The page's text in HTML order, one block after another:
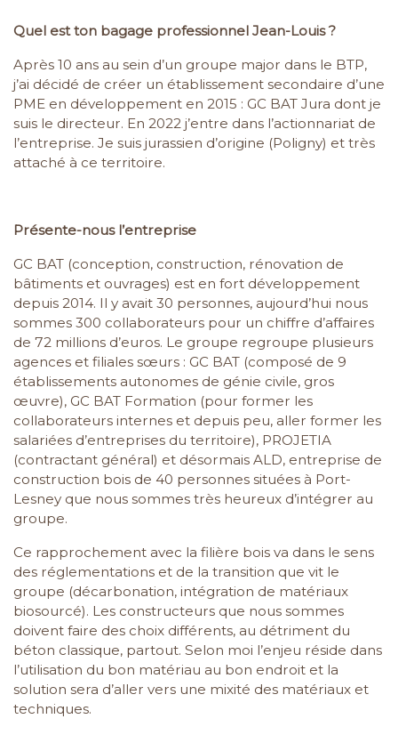
Quel est ton bagage professionnel Jean-Louis ?
Après 10 ans au sein d’un groupe major dans le BTP,
j’ai décidé de créer un établissement secondaire d’une
PME en développement en 2015 : GC BAT Jura dont je
suis le directeur. En 2022 j’entre dans l’actionnariat de
l’entreprise. Je suis jurassien d’origine (Poligny) et très
attaché à ce territoire.
Présente-nous l’entreprise
GC BAT (conception, construction, rénovation de
bâtiments et ouvrages) est en fort développement
depuis 2014. Il y avait 30 personnes, aujourd’hui nous
sommes 300 collaborateurs pour un chiffre d’affaires
de 72 millions d’euros. Le groupe regroupe plusieurs
agences et filiales sœurs : GC BAT (composé de 9
établissements autonomes de génie civile, gros
œuvre), GC BAT Formation (pour former les
collaborateurs internes et depuis peu, aller former les
salariées d’entreprises du territoire), PROJETIA
(contractant général) et désormais ALD, entreprise de
construction bois de 40 personnes situées à Port-
Lesney que nous sommes très heureux d’intégrer au
groupe.
Ce rapprochement avec la filière bois va dans le sens
des réglementations et de la transition que vit le
groupe (décarbonation, intégration de matériaux
biosourcé). Les constructeurs que nous sommes
doivent faire des choix différents, au détriment du
béton classique, partout. Selon moi l’enjeu réside dans
l’utilisation du bon matériau au bon endroit et la
solution sera d’aller vers une mixité des matériaux et
techniques.